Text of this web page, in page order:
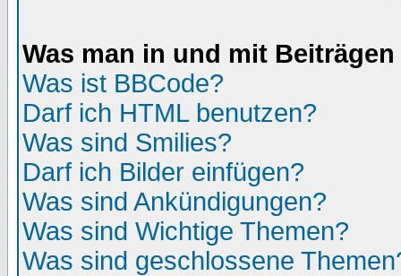
Was man in und mit
Was ist BBCode?
Darf ich HTML benutzen?
Was sind Smilies?
Darf ich Bilder einfügen?
Was sind Ankündigungen?
Was sind Wichtige Themen?
Was sind geschlossene